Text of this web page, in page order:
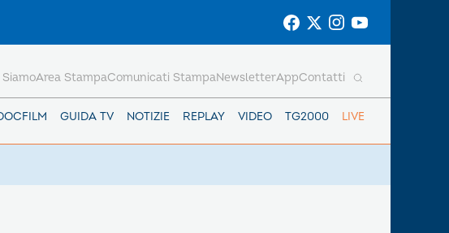
GUIDA TV NOTIZIE REPLAY VIDEO TG2000 LIVE
SiamoArea StampaComunicati StampaNewsletterAppContatti